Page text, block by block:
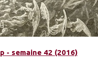
- semaine 42 (2016)